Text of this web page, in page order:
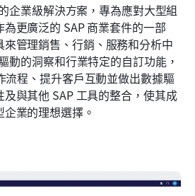
企業級解決方案，專為應對大型組
更廣泛的 SAP 商業套件的一部
管理銷售、行銷、服務和分析中
動的洞察和行業特定的自訂功能，
流程、提升客戶互動並做出數據驅
與其他 SAP 工具的整合，使其成
業的理想選擇。